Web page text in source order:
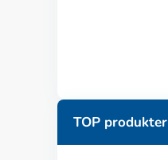
TOP produkter